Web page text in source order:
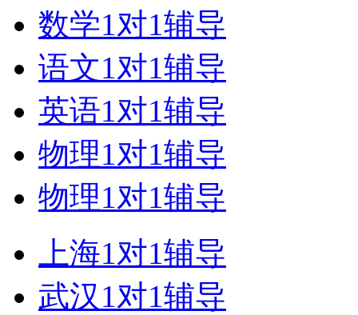
数学1对1辅导
语文1对1辅导
英语1对1辅导
物理1对1辅导
物理1对1辅导
上海1对1辅导
武汉1对1辅导